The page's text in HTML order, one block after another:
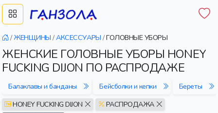
/ ЖЕНЩИНЫ /АКСЕССУАРЫ /ГОЛОВНЫЕ УБОРЫ
ЖЕНСКИЕ ГОЛОВНЫЕ УБОРЫ HONEY
FUCKING DIJON ПО РАСПРОДАЖЕ
Балаклавы и банданы Бейсболки и кепки
Береты
HONEY FUCKING DIJON
РАСПРОДАЖА